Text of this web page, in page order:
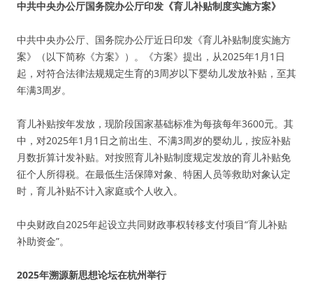
中共中央办公厅国务院办公厅印发《育儿补贴制度实施方案》
中共中央办公厅、国务院办公厅近日印发《育儿补贴制度实施方
案》（以下简称《方案》）。《方案》提出，从2025年1月1日
起，对符合法律法规规定生育的3周岁以下婴幼儿发放补贴，至其
年满3周岁。
育儿补贴按年发放，现阶段国家基础标准为每孩每年3600元。其
中，对2025年1月1日之前出生、不满3周岁的婴幼儿，按应补贴
月数折算计发补贴。对按照育儿补贴制度规定发放的育儿补贴免
征个人所得税。在最低生活保障对象、特困人员等救助对象认定
时，育儿补贴不计入家庭或个人收入。
中央财政自2025年起设立共同财政事权转移支付项目“育儿补贴
补助资金”。
2025年溯源新思想论坛在杭州举行